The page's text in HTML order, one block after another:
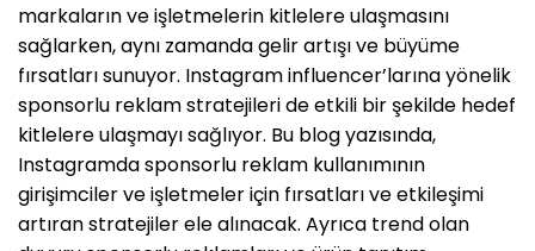
markaların ve işletmelerin kitlelere ulaşmasını
sağlarken, aynı zamanda gelir artışı ve büyüme
fırsatları sunuyor. Instagram influencer’larına yönelik
sponsorlu reklam stratejileri de etkili bir şekilde hedef
kitlelere ulaşmayı sağlıyor. Bu blog yazısında,
Instagramda sponsorlu reklam kullanımının
girişimciler ve işletmeler için fırsatları ve etkileşimi
artıran stratejiler ele alınacak. Ayrıca trend olan